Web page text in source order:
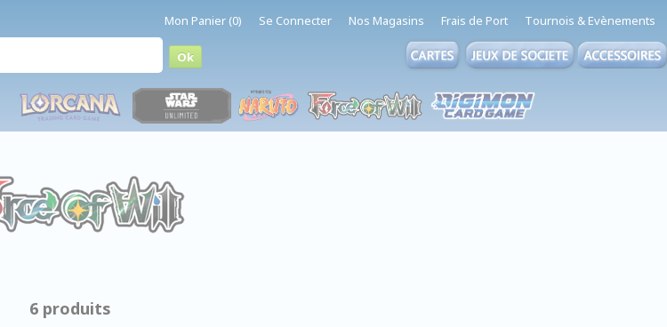
Mon Panier (0) Se Connecter Nos Magasins Frais de Port Tournois & Evènements
6 produits